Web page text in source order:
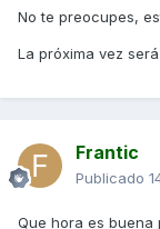
No te preocupes,
La próxima vez será
Frantic
Publicado
Que hora es buena